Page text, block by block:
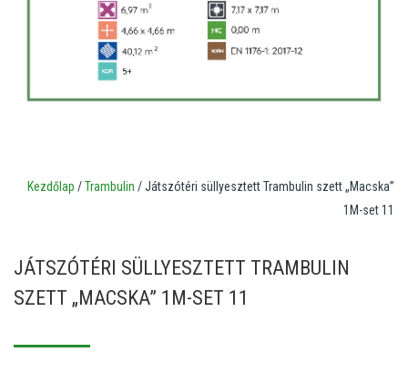
Kezdőlap /Trambulin / Játszótéri süllyesztett Trambulin szett „Macska”
1M-set 11
JÁTSZÓTÉRI SÜLLYESZTETT TRAMBULIN
SZETT „MACSKA” 1M-SET 11